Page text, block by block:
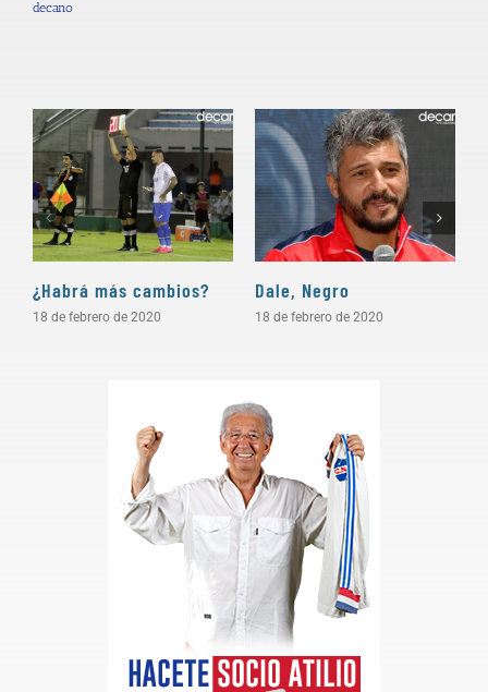
decano
¿Habrá más cambios?
18 de febrero de 2020
Dale, Negro
18 de febrero de 2020